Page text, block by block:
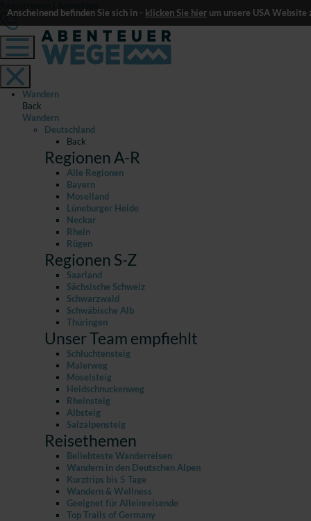
Anscheinend befinden Sie sich in - klicken Sie hier um unsere USA Website
Wandern
Back
Wandern
Deutschland
Back
Regionen A-R
Alle Regionen
Bayern
Moselland
Lüneburger Heide
Neckar
Rhein
Rügen
Regionen S-Z
Saarland
Sächsische Schweiz
Schwarzwald
Schwäbische Alb
Thüringen
Unser Team empfiehlt
Schluchtensteig
Malerweg
Moselsteig
Heidschnuckenweg
Rheinsteig
Albsteig
Salzalpensteig
Reisethemen
Beliebteste Wanderreisen
Wandern in den Deutschen Alpen
Kurztrips bis 5 Tage
Wandern & Wellness
Geeignet für Alleinreisende
Top Trails of Germany